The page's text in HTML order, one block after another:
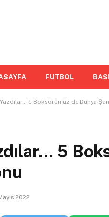
FUTBOL
5 Boksörümüz de Dünya
5
2022